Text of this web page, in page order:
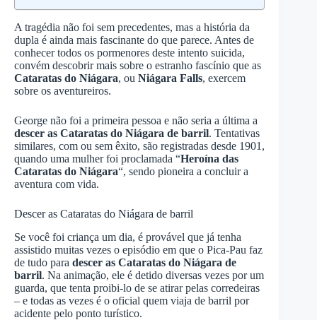
A tragédia não foi sem precedentes, mas a história da
dupla é ainda mais fascinante do que parece. Antes de
conhecer todos os pormenores deste intento suicida,
convém descobrir mais sobre o estranho fascínio que as
Cataratas do Niágara, ou Niágara Falls, exercem
sobre os aventureiros.
George não foi a primeira pessoa e não seria a última a
descer as Cataratas do Niágara de barril. Tentativas
similares, com ou sem êxito, são registradas desde 1901,
quando uma mulher foi proclamada “Heroína das
Cataratas do Niágara“, sendo pioneira a concluir a
aventura com vida.
Descer as Cataratas do Niágara de barril
Se você foi criança um dia, é provável que já tenha
assistido muitas vezes o episódio em que o Pica-Pau faz
de tudo para descer as Cataratas do Niágara de
barril. Na animação, ele é detido diversas vezes por um
guarda, que tenta proibi-lo de se atirar pelas corredeiras
– e todas as vezes é o oficial quem viaja de barril por
acidente pelo ponto turístico.